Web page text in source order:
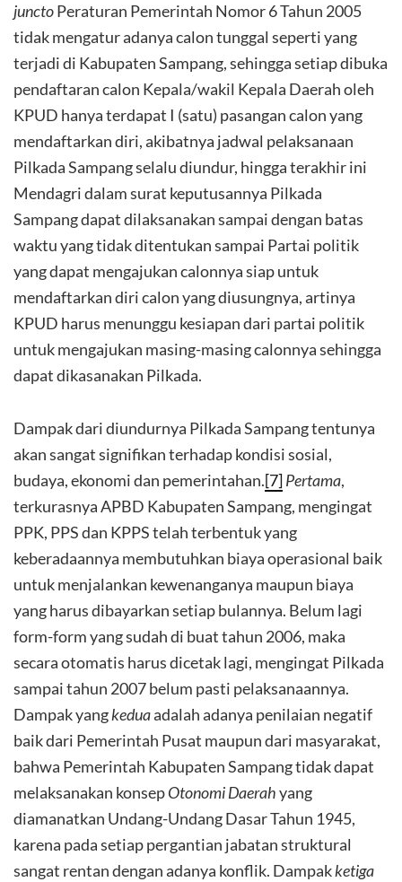
junctoPeraturan Pemerintah Nomor 6 Tahun 2005
tidak mengatur adanya calon tunggal seperti yang
terjadi di Kabupaten Sampang, sehingga setiap dibuka
pendaftaran calon Kepala/wakil Kepala Daerah oleh
KPUD hanya terdapat I (satu) pasangan calon yang
mendaftarkan diri, akibatnya jadwal pelaksanaan
Pilkada Sampang selalu diundur, hingga terakhir ini
Mendagri dalam surat keputusannya Pilkada
Sampang dapat dilaksanakan sampai dengan batas
waktu yang tidak ditentukan sampai Partai politik
yang dapat mengajukan calonnya siap untuk
mendaftarkan diri calon yang diusungnya, artinya
KPUD harus menunggu kesiapan dari partai politik
untuk mengajukan masing-masing calonnya sehingga
dapat dikasanakan Pilkada.
Dampak dari diundurnya Pilkada Sampang tentunya
akan sangat signifikan terhadap kondisi sosial,
budaya, ekonomi dan pemerintahan.[7]Pertama,
terkurasnya APBD Kabupaten Sampang, mengingat
PPK, PPS dan KPPS telah terbentuk yang
keberadaannya membutuhkan biaya operasional baik
untuk menjalankan kewenanganya maupun biaya
yang harus dibayarkan setiap bulannya. Belum lagi
form-form yang sudah di buat tahun 2006, maka
secara otomatis harus dicetak lagi, mengingat Pilkada
sampai tahun 2007 belum pasti pelaksanaannya.
Dampak yangkeduaadalah adanya penilaian negatif
baik dari Pemerintah Pusat maupun dari masyarakat,
bahwa Pemerintah Kabupaten Sampang tidak dapat
melaksanakan konsepOtonomi Daerahyang
diamanatkan Undang-Undang Dasar Tahun 1945,
karena pada setiap pergantian jabatan struktural
sangat rentan dengan adanya konflik. Dampakketiga